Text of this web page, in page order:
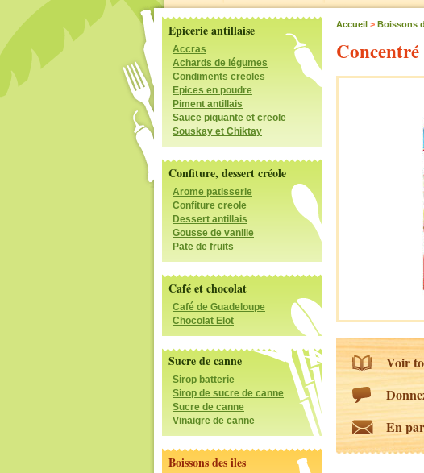
Epicerie antillaise
Accras
Achards de légumes
Condiments creoles
Epices en poudre
Piment antillais
Sauce piquante et creole
Souskay et Chiktay
Confiture, dessert créole
Arome patisserie
Confiture creole
Dessert antillais
Gousse de vanille
Pate de fruits
Café et chocolat
Café de Guadeloupe
Chocolat Elot
Sucre de canne
Sirop batterie
Sirop de sucre de canne
Sucre de canne
Vinaigre de canne
Boissons des iles
Accueil > Boissons
Voir
En